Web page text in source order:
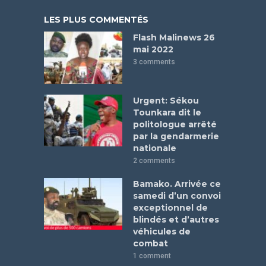
LES PLUS COMMENTÉS
Flash Malinews 26
mai 2022
3 comments
Urgent: Sékou
Tounkara dit le
politologue arrêté
par la gendarmerie
nationale
2 comments
Bamako. Arrivée ce
samedi d’un convoi
exceptionnel de
blindés et d’autres
véhicules de
combat
1 comment